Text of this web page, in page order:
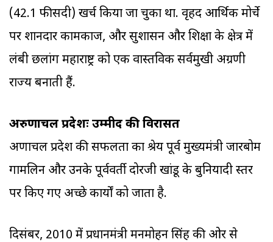
(42.1 फीसदी) खर्च किया जा चुका था. वृहद आर्थिक मोर्चे
पर शानदार कामकाज, और सुशासन और शिक्षा के क्षेत्र में
लंबी छलांग महाराष्ट्र को एक वास्तविक सर्वमुखी अग्रणी
राज्‍य बनाती हैं.
अरुणाचल प्रदेशः उम्मीद की विरासत
अरुणाचल प्रदेश की सफलता का श्रेय पूर्व मुख्यमंत्री जारबोम
गामलिन और उनके पूर्ववर्ती दोरजी खांडू के बुनियादी स्तर
पर किए गए अच्छे कार्यों को जाता है.
दिसंबर, 2010 में प्रधानमंत्री मनमोहन सिंह की ओर से